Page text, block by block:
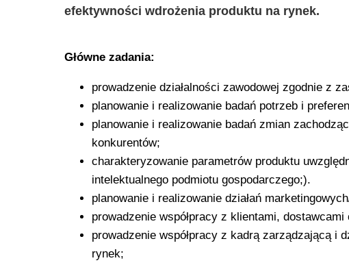
efektywności wdrożenia produktu na rynek.
Główne zadania:
prowadzenie działalności zawodowej zgodnie z
planowanie i realizowanie badań potrzeb i
planowanie i realizowanie badań zmian
konkurentów;
charakteryzowanie parametrów produktu
intelektualnego podmiotu gospodarczego;).
planowanie i realizowanie działań
prowadzenie współpracy z klientami,
prowadzenie współpracy z kadrą zarządzającą i
rynek;